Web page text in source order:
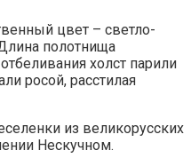
цвет – светло-
полотнища
холст парили
росой, расстилая
из великорусских
Нескучном.